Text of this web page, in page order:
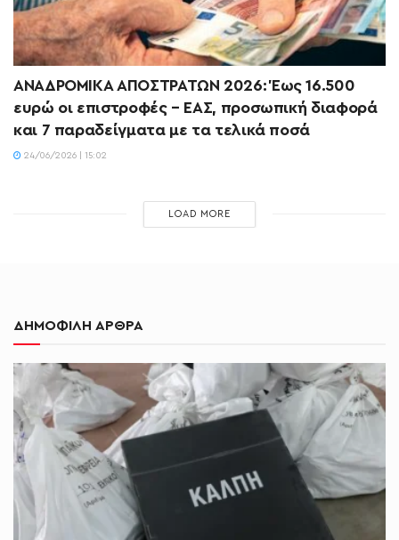
ΑΝΑΔΡΟΜΙΚΑ ΑΠΟΣΤΡΑΤΩΝ 2026: Έως 16.500
ευρώ οι επιστροφές – ΕΑΣ, προσωπική διαφορά
και 7 παραδείγματα με τα τελικά ποσά
24/06/2026 | 15:02
LOAD MORE
ΔΗΜΟΦΙΛΗ ΑΡΘΡΑ